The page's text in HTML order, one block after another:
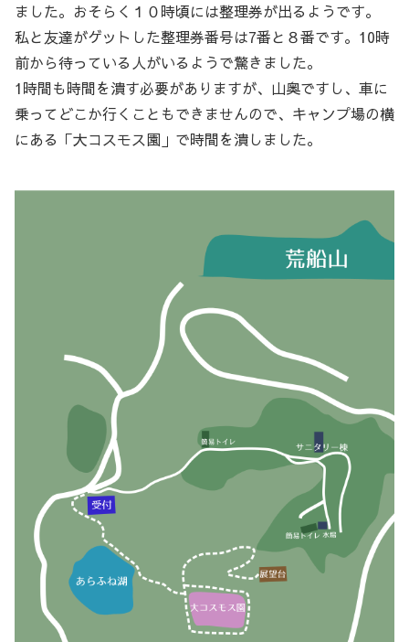
ました。おそらく１０時頃には整理券が出るようです。
私と友達がゲットした整理券番号は7番と８番です。10時
前から待っている人がいるようで驚きました。
1時間も時間を潰す必要がありますが、山奥ですし、車に
乗ってどこか行くこともできませんので、キャンプ場の横
にある「大コスモス園」で時間を潰しました。